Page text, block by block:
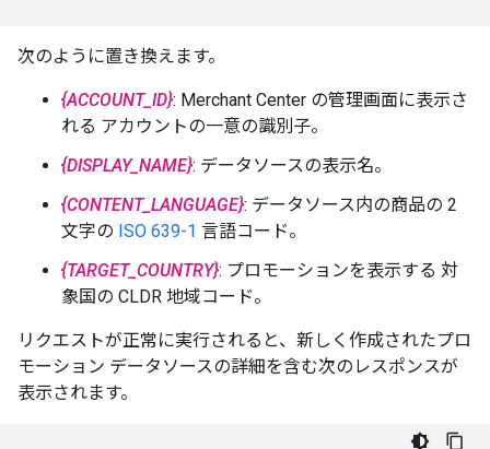
次のように置き換えます。
{ACCOUNT_ID}: Merchant Center の管理画面に表示さ
れる アカウントの一意の識別子。
{DISPLAY_NAME}: データソースの表示名。
{CONTENT_LANGUAGE}: データソース内の商品の 2
文字の ISO 639-1 言語コード。
{TARGET_COUNTRY}: プロモーションを表示する 対
象国の CLDR 地域コード。
リクエストが正常に実行されると、新しく作成されたプロ
モーション データソースの詳細を含む次のレスポンスが
表示されます。